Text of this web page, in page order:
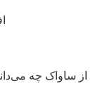
از ساواک چه